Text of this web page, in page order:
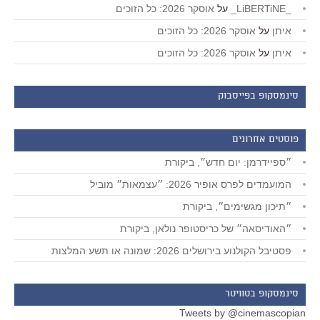
על אוסקר 2026: כל הזוכים
איתן על אוסקר 2026: כל הזוכים
איתן על אוסקר 2026: כל הזוכים
סינמסקופ בפייסבוק
פוסטים אחרונים
״ספיידרמן: יום חדש״, ביקורת
המועמדים לפרס אופיר 2026: ״עצמאות״ מוביל
״תיכון מגשימים״, ביקורת
״האודיסאה״ של כריסטופר נולאן, ביקורת
פסטיבל הקולנוע בירושלים 2026: שמונה או תשע המלצות
סינמסקופ בטוויטר
Tweets by @cinemascopian